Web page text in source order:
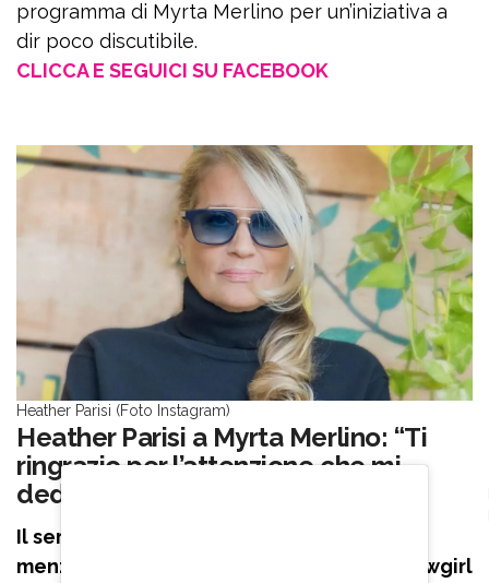
programma di Myrta Merlino per un’iniziativa a
dir poco discutibile.
CLICCA E SEGUICI SU FACEBOOK
Heather Parisi (Foto Instagram)
Heather Parisi a Myrta Merlino: “Ti
ringrazio per l’attenzione che mi
dedichi con continuità”
Il servizio di “Pomeriggio Cinque” ha
menzionato anche la polemica che la showgirl